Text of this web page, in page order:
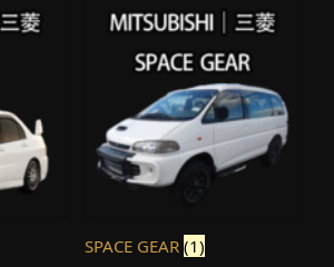
SPACE GEAR (1)